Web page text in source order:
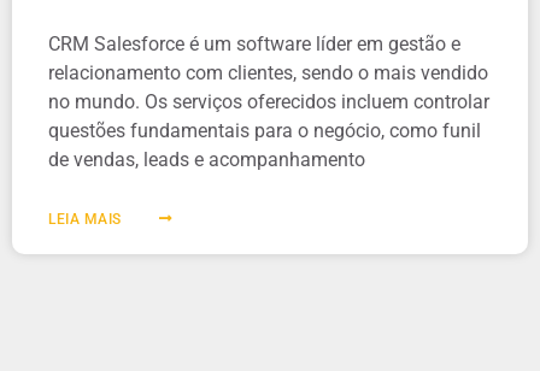
CRM Salesforce é um software líder em gestão e
relacionamento com clientes, sendo o mais vendido
no mundo. Os serviços oferecidos incluem controlar
questões fundamentais para o negócio, como funil
de vendas, leads e acompanhamento
LEIA MAIS